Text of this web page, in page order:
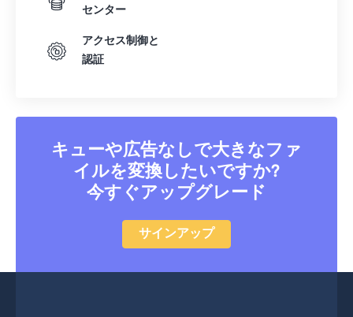
センター
アクセス制御と
認証
キューや広告なしで大きなファ
イルを変換したいですか?
今すぐアップグレード
サインアップ